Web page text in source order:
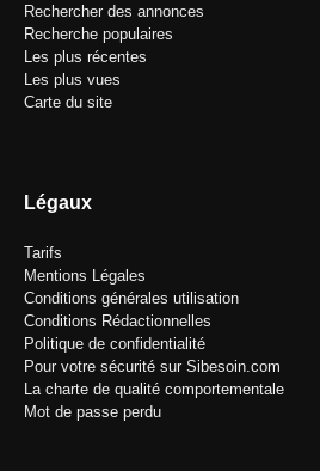
Rechercher des annonces
Recherche populaires
Les plus récentes
Les plus vues
Carte du site
Légaux
Tarifs
Mentions Légales
Conditions générales utilisation
Conditions Rédactionnelles
Politique de confidentialité
Pour votre sécurité sur Sibesoin.com
La charte de qualité comportementale
Mot de passe perdu